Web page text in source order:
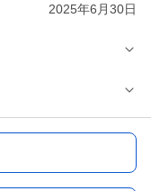
2025年6月30日